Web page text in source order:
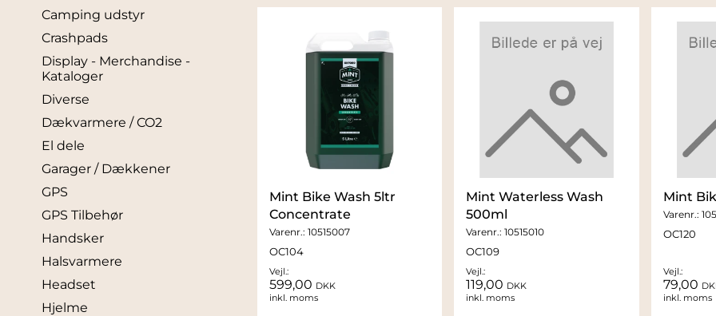
Camping udstyr
Crashpads
Display - Merchandise -
Kataloger
Diverse
Dækvarmere / CO2
El dele
Garager / Dækkener
GPS
GPS Tilbehør
Handsker
Halsvarmere
Headset
Hjelme
Mint Bike Wash 5ltr
Concentrate
Varenr.: 10515007
OC104
Vejl.:
599,00 DKK
inkl. moms
Mint Waterless Wash
500ml
Varenr.:10515010
OC109
Vejl.:
119,00 DKK
inkl. moms
Mint
Varenr.:
OC120
Vejl.:
79,00
inkl. moms